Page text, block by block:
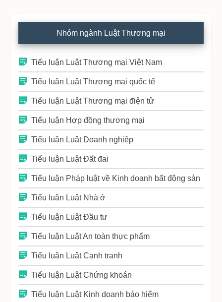
Nhóm ngành Luật Thương mại
Tiểu luận Luật Thương mại Việt Nam
Tiểu luận Luật Thương mại quốc tế
Tiểu luận Luật Thương mại điện tử
Tiểu luận Hợp đồng thương mại
Tiểu luận Luật Doanh nghiệp
Tiểu luận Luật Đất đai
Tiểu luận Pháp luật về Kinh doanh bất động sản
Tiểu luận Luật Nhà ở
Tiểu luận Luật Đầu tư
Tiểu luận Luật An toàn thực phẩm
Tiểu luận Luật Cạnh tranh
Tiểu luận Luật Chứng khoán
Tiểu luận Luật Kinh doanh bảo hiểm